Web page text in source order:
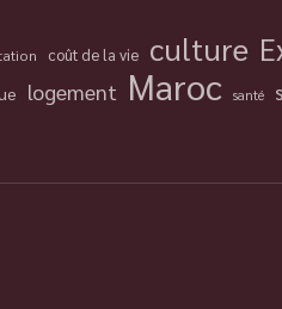
coût de la vie culture
logement Maroc santé